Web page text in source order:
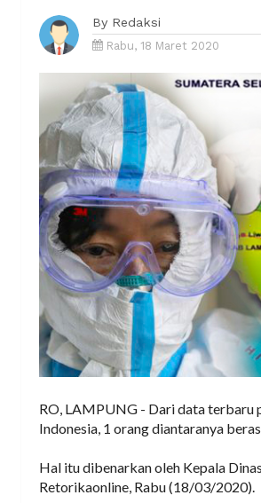
By Redaksi
Rabu, 18 Maret 2020
RO, LAMPUNG - Dari data terbaru
Indonesia, 1 orang diantaranya
Hal itu dibenarkan oleh Kepala
Retorikaonline, Rabu (18/03/2020).